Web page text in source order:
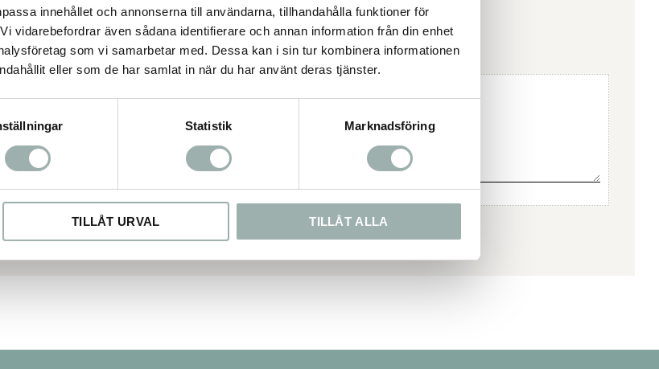
innehållet och annonserna till användarna, tillhandahålla funktioner för
vidarebefordrar även sådana identifierare och annan information från din enhet
som vi samarbetar med. Dessa kan i sin tur kombinera informationen
eller som de har samlat in när du har använt deras tjänster.
Statistik Marknadsföring
TILLÅT URVAL TILLÅT ALLA